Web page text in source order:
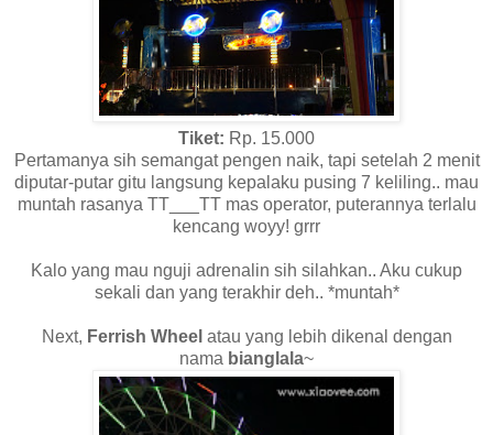
Tiket: Rp. 15.000
Pertamanya sih semangat pengen naik, tapi setelah 2 menit
diputar-putar gitu langsung kepalaku pusing 7 keliling.. mau
muntah rasanya TT___TT mas operator, puterannya terlalu
kencang woyy! grrr
Kalo yang mau nguji adrenalin sih silahkan.. Aku cukup
sekali dan yang terakhir deh.. *muntah*
Next, Ferrish Wheel atau yang lebih dikenal dengan
nama bianglala~